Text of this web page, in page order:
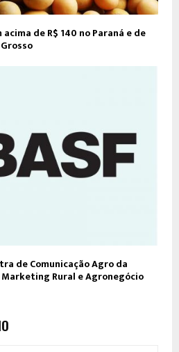
de R$ 140 no Paraná e de
de Comunicação Agro da
Rural e Agronegócio